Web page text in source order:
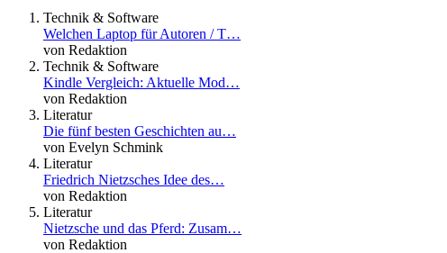
Technik & Software
Welchen Laptop für Autoren / T…
von Redaktion
Technik & Software
Kindle Vergleich: Aktuelle Mod…
von Redaktion
Literatur
Die fünf besten Geschichten au…
von Evelyn Schmink
Literatur
Friedrich Nietzsches Idee des…
von Redaktion
Literatur
Nietzsche und das Pferd: Zusam…
von Redaktion